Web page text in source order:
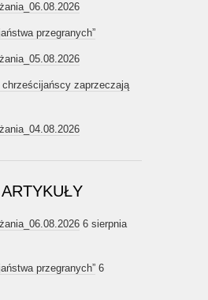
przegranych”
zaprzeczają
6 sierpnia
przegranych” 6